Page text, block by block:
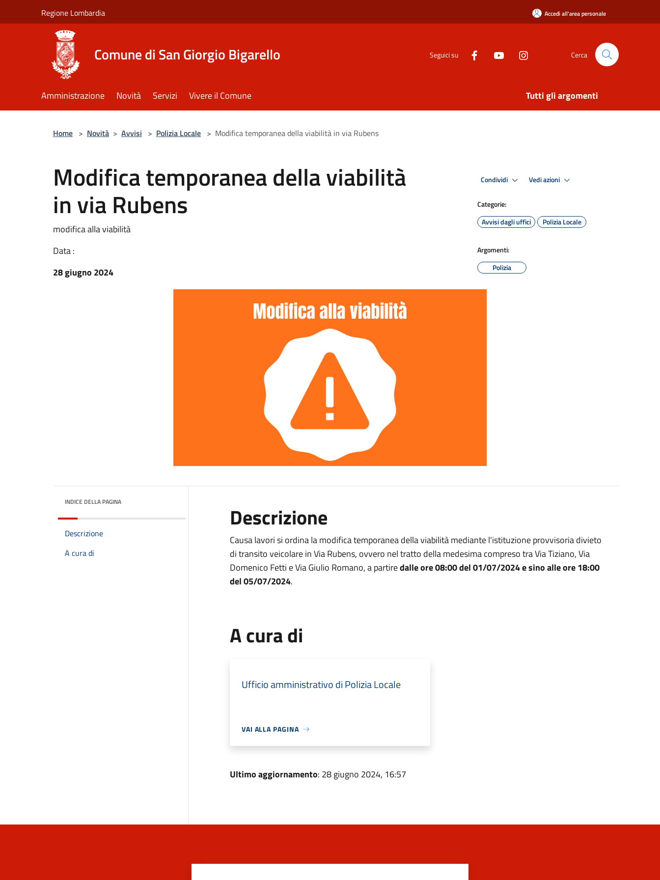
Regione Lombardia Accedi all'area personale
Comune di San Giorgio Bigarello Seguici su Cerca
Amministrazione Novità Servizi Vivere il Comune Tutti gli argomenti
Home > Novità > Avvisi > Polizia Locale > Modifica temporanea della viabilità in via Rubens
Modifica temporanea della viabilità
in via Rubens
modifica alla viabilità
Data :
28 giugno 2024
Condividi Vedi azioni
Categorie:
Avvisi dagli uffici
Polizia Locale
Argomenti:
Polizia
INDICE DELLA PAGINA
Descrizione
A cura di
Descrizione
Causa lavori si ordina la modifica temporanea della viabilità mediante l'istituzione provvisoria divieto
di transito veicolare in Via Rubens, ovvero nel tratto della medesima compreso tra Via Tiziano, Via
Domenico Fetti e Via Giulio Romano, a partiredalle ore 08:00 del 01/07/2024 e sino alle ore 18:00
del 05/07/2024.
A cura di
Ufficio amministrativo di Polizia Locale
VAI ALLA PAGINA
Ultimo aggiornamento: 28 giugno 2024, 16:57